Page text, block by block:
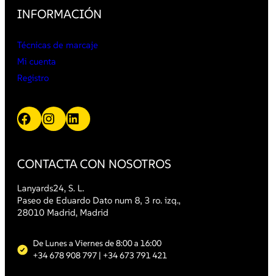
INFORMACIÓN
Técnicas de marcaje
Mi cuenta
Registro
Facebook Instagram LinkedIn
CONTACTA CON NOSOTROS
Lanyards24, S. L.
Paseo de Eduardo Dato num 8, 3 ro. izq.,
28010 Madrid, Madrid
De Lunes a Viernes de 8:00 a 16:00
+34 678 908 797 | +34 673 791 421